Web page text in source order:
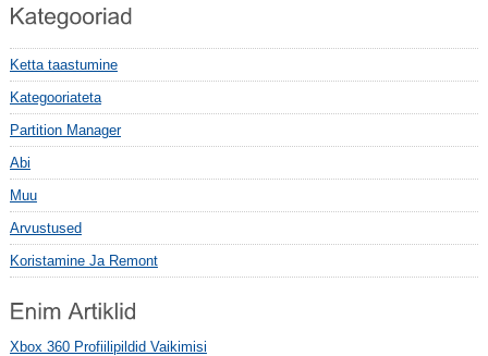
Ketta taastumine
Kategooriateta
Partition Manager
Abi
Muu
Arvustused
Koristamine Ja Remont
Xbox 360 Profiilipildid Vaikimisi